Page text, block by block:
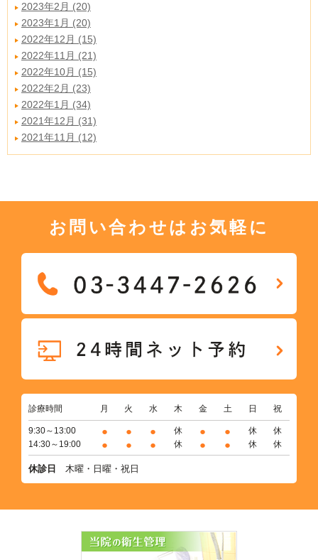
2023年2月 (20)
2023年1月 (20)
2022年12月 (15)
2022年11月 (21)
2022年10月 (15)
2022年2月 (23)
2022年1月 (34)
2021年12月 (31)
2021年11月 (12)
お問い合わせはお気軽に
診療時間 月 火 水 木 金 土 日 祝
9:30～13:00 ● ● ● 休 ● ● 休
休
14:30～19:00
● ● ● 休 ● ● 休 休
休診日 木曜・日曜・祝日